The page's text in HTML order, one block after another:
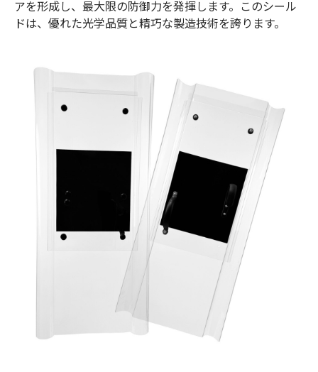
(Airway)
呼吸管理
(Circulation)
(Hypothermia)
もっと見る
オーストリッチ防犯カタログ
もっと見る
アクセス
採用情報
採用情報（外部サイトに移動します）
お問合せ
見積り
オンラインショップ
English 日本語
アを形成し、最大限の防御力を発揮します。このシール
ドは、優れた光学品質と精巧な製造技術を誇ります。